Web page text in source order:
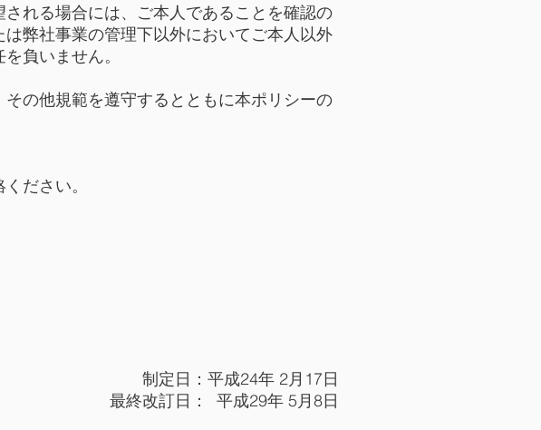
れる場合には、ご本人であることを確認の
弊社事業の管理下以外においてご本人以外
負いません。
の他規範を遵守するとともに本ポリシーの
ださい。
制定日：平成24年 2月17日
最終改訂日： 平成29年 5月8日